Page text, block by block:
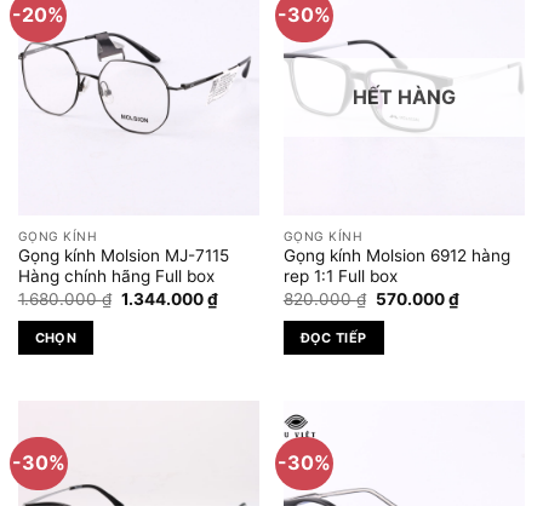
-20%
GỌNG KÍNH
Gọng kính Molsion MJ-7115
Hàng chính hãng Full box
1.680.000₫ Giá
1.344.000₫Giá
hiện
1.344.000 ₫.
CHỌN
có
nhiều
biến
-30%
HẾT HÀNG
GỌNG KÍNH
Gọng kính Molsion 6912 hàng
rep 1:1 Full box
820.000₫ Giá
570.000₫Giá
hiện
ĐỌC TIẾP
-30% -30%